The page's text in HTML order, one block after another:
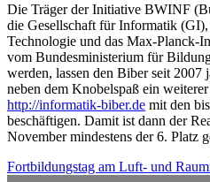
Die Träger der Initiative BWINF
die Gesellschaft für Informatik
Technologie und das Max-Planck-
vom Bundesministerium für
werden, lassen den Biber seit 2007
neben dem Knobelspaß ein
http://informatik-biber.de mit den
beschäftigen. Damit ist dann der
November mindestens der 6. Platz
Beitragsnavigation
Fortbildungstag am Luft- und